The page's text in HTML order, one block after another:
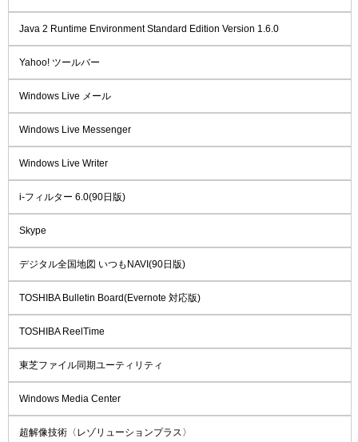
Java 2 Runtime Environment Standard Edition Version 1.6.0
Yahoo! ツールバー
Windows Live メール
Windows Live Messenger
Windows Live Writer
i-フィルター 6.0(90日版)
Skype
デジタル全国地図 いつもNAVI(90日版)
TOSHIBA Bulletin Board(Evernote 対応版)
TOSHIBA ReelTime
東芝ファイル同期ユーティリティ
Windows Media Center
超解像技術〈レゾリューションプラス〉